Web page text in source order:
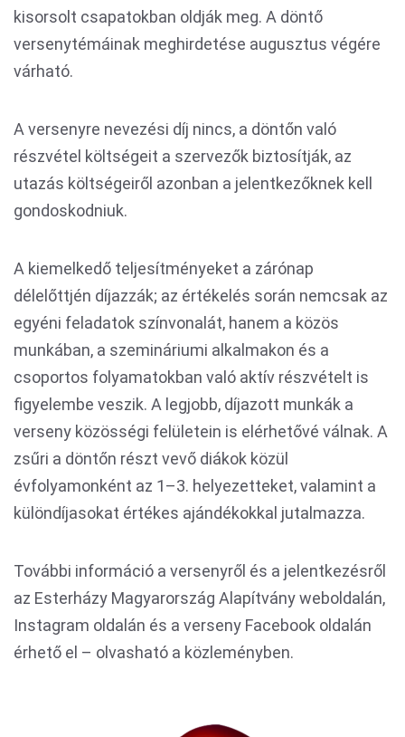
kisorsolt csapatokban oldják meg. A döntő
versenytémáinak meghirdetése augusztus végére
várható.
A versenyre nevezési díj nincs, a döntőn való
részvétel költségeit a szervezők biztosítják, az
utazás költségeiről azonban a jelentkezőknek kell
gondoskodniuk.
A kiemelkedő teljesítményeket a zárónap
délelőttjén díjazzák; az értékelés során nemcsak az
egyéni feladatok színvonalát, hanem a közös
munkában, a szemináriumi alkalmakon és a
csoportos folyamatokban való aktív részvételt is
figyelembe veszik. A legjobb, díjazott munkák a
verseny közösségi felületein is elérhetővé válnak. A
zsűri a döntőn részt vevő diákok közül
évfolyamonként az 1–3. helyezetteket, valamint a
különdíjasokat értékes ajándékokkal jutalmazza.
További információ a versenyről és a jelentkezésről
az Esterházy Magyarország Alapítvány weboldalán,
Instagram oldalán és a verseny Facebook oldalán
érhető el – olvasható a közleményben.